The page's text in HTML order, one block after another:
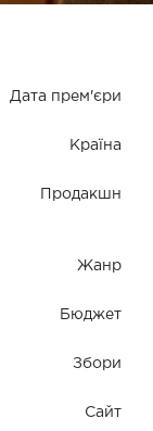
Дата прем'єри
Країна
Продакшн
Жанр
Бюджет
Збори
Сайт